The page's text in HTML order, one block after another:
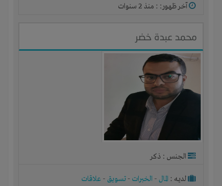
آخر ظهور: : منذ 2 سنوات
محمد عبدة خضر
الجنس : ذكر
لديـه : المال - الخبرات - تسويق - علاقات